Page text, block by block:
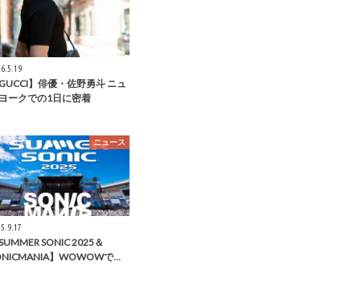
GUCCI】俳優・佐野勇斗 ニュ
ークでの1日に密着
ニュース
SUMMER SONIC 2025＆
】WOWOWで…